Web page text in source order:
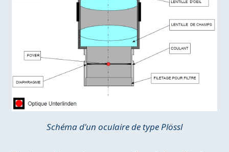
Schéma d'un oculaire de type Plössl